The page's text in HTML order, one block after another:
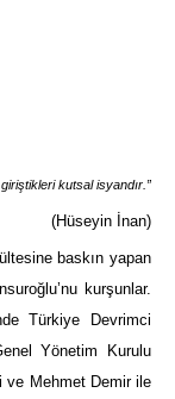
kutsal isyandır.”
(Hüseyin İnan)
baskın yapan
kurşunlar.
Türkiye Devrimci
Yönetim Kurulu
ve Mehmet Demir ile